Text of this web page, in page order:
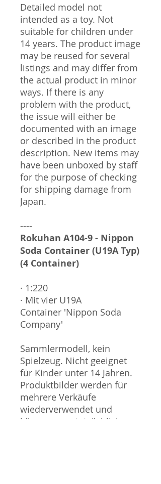
Detailed model not
intended as a toy. Not
suitable for children under
14 years. The product image
may be reused for several
listings and may differ from
the actual product in minor
ways. If there is any
problem with the product,
the issue will either be
documented with an image
or described in the product
description. New items may
have been unboxed by staff
for the purpose of checking
for shipping damage from
Japan.
----
Rokuhan A104-9 - Nippon
Soda Container (U19A Typ)
(4 Container)
· 1:220
· Mit vier U19A
Container 'Nippon Soda
Company'
Sammlermodell, kein
Spielzeug. Nicht geeignet
für Kinder unter 14 Jahren.
Produktbilder werden für
mehrere Verkäufe
wiederverwendet und
können vom tatsächlichen